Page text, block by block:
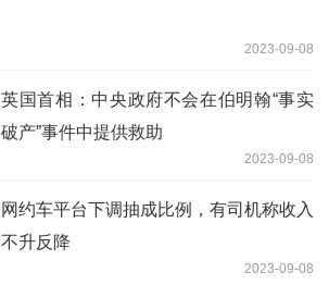
2023-09-08
英国首相：中央政府不会在伯明翰“事实
破产”事件中提供救助
2023-09-08
网约车平台下调抽成比例，有司机称收入
不升反降
2023-09-08